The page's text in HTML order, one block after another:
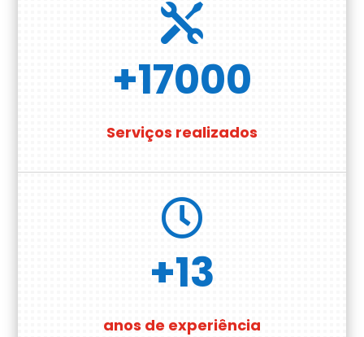

+17000
Serviços realizados

+13
anos de experiência